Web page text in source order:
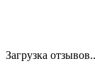
Загрузка